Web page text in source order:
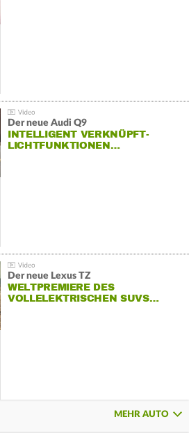
Der neue Audi Q9
INTELLIGENT VERKNÜPFT-
LICHTFUNKTIONEN…
Der neue Lexus TZ
WELTPREMIERE DES
VOLLELEKTRISCHEN SUVS…
MEHR AUTO